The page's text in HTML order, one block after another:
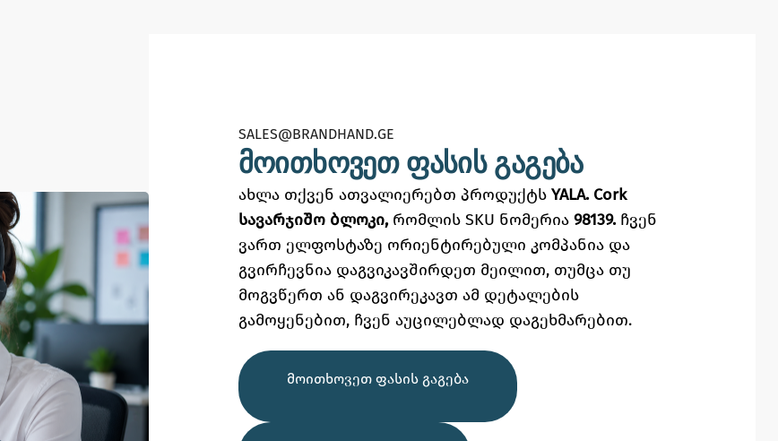
SALES@BRANDHAND.GE​
მოითხოვეთ ფასის გაგება
ახლა თქვენ ათვალიერებთ პროდუქტს YALA. Cork
სავარჯიშო ბლოკი, რომლის SKU ნომერია 98139. ჩვენ
ვართ ელფოსტაზე ორიენტირებული კომპანია და
გვირჩევნია დაგვიკავშირდეთ მეილით, თუმცა თუ
მოგვწერთ ან დაგვირეკავთ ამ დეტალების
გამოყენებით, ჩვენ აუცილებლად დაგეხმარებით.
ᲛᲝᲘᲗᲮᲝᲕᲔᲗ ᲤᲐᲡᲘᲡ ᲒᲐᲒᲔᲑᲐ